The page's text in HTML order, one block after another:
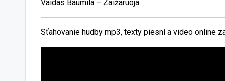
Vaidas Baumila – Žaižaruoja
Sťahovanie hudby mp3, texty piesní a video online